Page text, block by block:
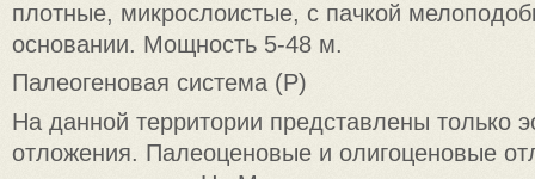
плотные, микрослоистые, с пачкой
основании. Мощность 5-48 м.
Палеогеновая система (P)
На данной территории представлены только
отложения. Палеоценовые и олигоценовые